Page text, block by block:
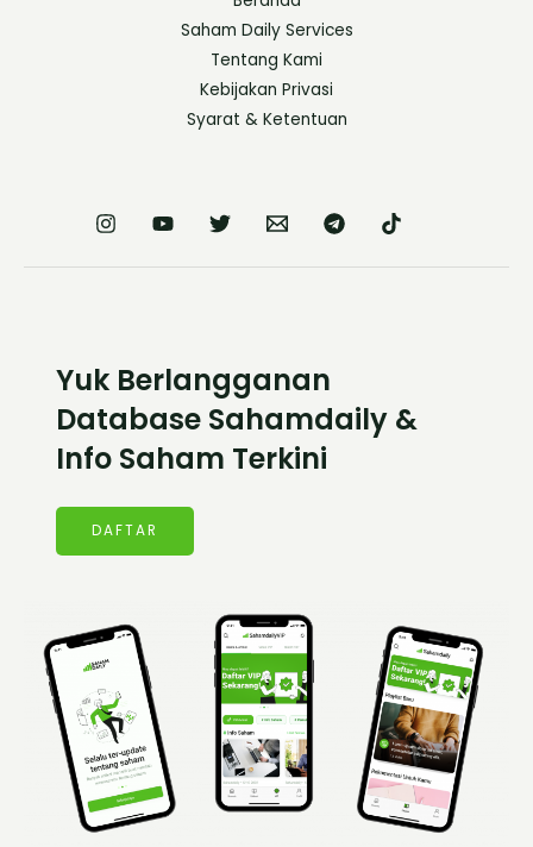
Saham Daily Services
Tentang Kami
Kebijakan Privasi
Syarat & Ketentuan
Yuk Berlangganan
Database Sahamdaily &
Info Saham Terkini
DAFTAR